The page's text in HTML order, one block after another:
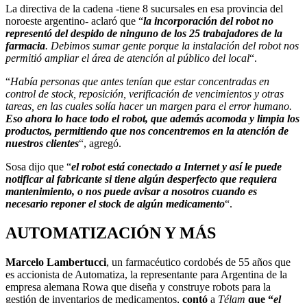
La directiva de la cadena -tiene 8 sucursales en esa provincia del
noroeste argentino- aclaró que “la incorporación del robot no
representó del despido de ninguno de los 25 trabajadores de la
farmacia. Debimos sumar gente porque la instalación del robot nos
permitió ampliar el área de atención al público del local“.
“Había personas que antes tenían que estar concentradas en
control de stock, reposición, verificación de vencimientos y otras
tareas, en las cuales solía hacer un margen para el error humano.
Eso ahora lo hace todo el robot, que además acomoda y limpia los
productos, permitiendo que nos concentremos en la atención de
nuestros clientes“, agregó.
Sosa dijo que “el robot está conectado a Internet y así le puede
notificar al fabricante si tiene algún desperfecto que requiera
mantenimiento, o nos puede avisar a nosotros cuando es
necesario reponer el stock de algún medicamento“.
AUTOMATIZACIÓN Y MÁS
Marcelo Lambertucci, un farmacéutico cordobés de 55 años que
es accionista de Automatiza, la representante para Argentina de la
empresa alemana Rowa que diseña y construye robots para la
gestión de inventarios de medicamentos, contó a Télam que “el